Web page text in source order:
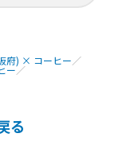
府) × コーヒー／
ー／
る